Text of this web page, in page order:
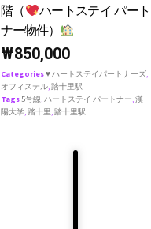
階（
ハートステイ パート
ナー物件）
₩850,000
Categories♥ ハートステイパートナーズ,
オフィステル,踏十里駅
Tags 5号線,ハートステイ パートナー,漢
陽大学,踏十里,踏十里駅